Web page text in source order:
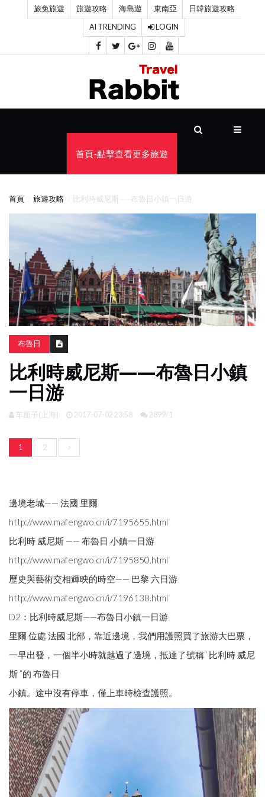
旅兔旅遊 旅遊攻略 海島遊 東南亞 日韓旅遊攻略
AI TRENDING LOGIN
海
島
東
南
亞
日
旅
遊
攻
略
照
首頁-點擊查看更多旅遊
首頁 旅遊攻略 比利時威尼斯——布魯日小鎮一日游
布魯日
比利時威尼斯——布魯日小鎮
一日游
车厘子(上海) 2017-07-02 23:58 2899/1
1 2
邊境老城—— 法國 里爾
http://www.mafengwo.cn/i/7195655.html
比利時 威尼斯 —— 布魯日 小鎮一日游
http://www.mafengwo.cn/i/7195850.html
歷史與藝術交相輝映的時空—— 巴黎 六日游
http://www.mafengwo.cn/i/7196138.html
D2：比利時威尼斯——布魯日小鎮一日游
里爾 位處 法國 北部，靠近邊境，我們用護照買了旅游大巴票，
一早出發，一個半小時就越過了邊境，抵達了號稱“ 比利時 威尼
斯 ”的 布魯日
小鎮。途中沒有停車，僅上車時檢查護照。